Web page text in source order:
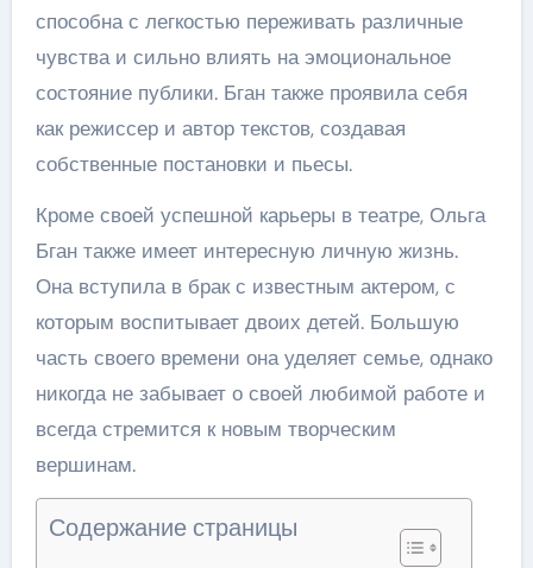
способна с легкостью переживать различные
чувства и сильно влиять на эмоциональное
состояние публики. Бган также проявила себя
как режиссер и автор текстов, создавая
собственные постановки и пьесы.
Кроме своей успешной карьеры в театре, Ольга
Бган также имеет интересную личную жизнь.
Она вступила в брак с известным актером, с
которым воспитывает двоих детей. Большую
часть своего времени она уделяет семье, однако
никогда не забывает о своей любимой работе и
всегда стремится к новым творческим
вершинам.
Содержание страницы